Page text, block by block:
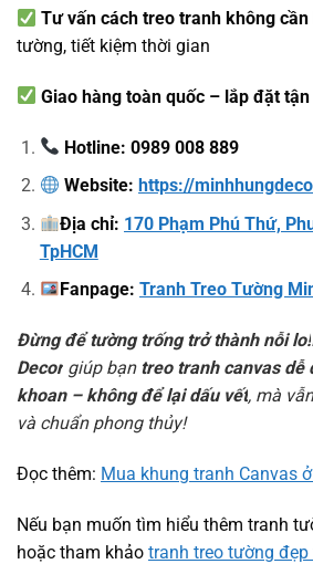
Tư vấn cách treo tranh không
tường, tiết kiệm thời gian
Giao hàng toàn quốc – lắp đặt tận
Hotline: 0989 008 889
Website: https://
Địa chỉ: 170 Phạm Phú Thứ,
TpHCM
Fanpage: Tranh Treo Tường
Đừng để tường trống trở thành nỗi lo!
Decor giúp bạn treo tranh canvas dễ
khoan – không để lại dấu vết, mà
và chuẩn phong thủy!
Đọc thêm: Mua khung tranh Canvas
Nếu bạn muốn tìm hiểu thêm tranh
hoặc tham khảo tranh treo tường đẹp